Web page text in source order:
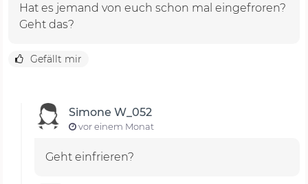
Hat es jemand von euch schon mal eingefroren?
Geht das?
Gefällt mir
Simone W_052
vor einem Monat